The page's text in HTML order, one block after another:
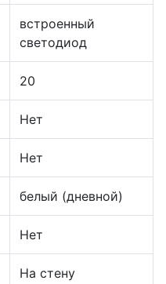
встроенный
светодиод
20
Нет
Нет
белый (дневной)
Нет
На стену